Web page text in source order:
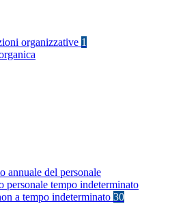
organizzative 1
annuale del personale
personale tempo indeterminato
a tempo indeterminato 30